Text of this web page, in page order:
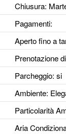
Chiusura:
Pagamenti:
Aperto fino a
Prenotazione
Parcheggio: si
Ambiente:
Particolarità
Aria